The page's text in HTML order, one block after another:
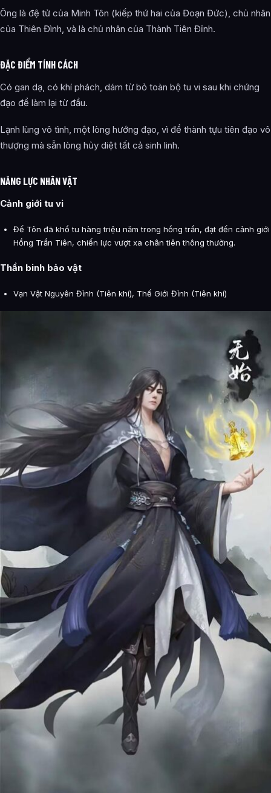
Ông là đệ tử của Minh Tôn (kiếp thứ hai của Đoạn Đức), chủ nhân
của Thiên Đình, và là chủ nhân của Thành Tiên Đỉnh.
ĐẶC ĐIỂM TÍNH CÁCH
Có gan dạ, có khí phách, dám từ bỏ toàn bộ tu vi sau khi chứng
đạo để làm lại từ đầu.
Lạnh lùng vô tình, một lòng hướng đạo, vì để thành tựu tiên đạo vô
thượng mà sẵn lòng hủy diệt tất cả sinh linh.
NĂNG LỰC NHÂN VẬT
Cảnh giới tu vi
Đế Tôn đã khổ tu hàng triệu năm trong hồng trần, đạt đến cảnh giới
Hồng Trần Tiên, chiến lực vượt xa chân tiên thông thường.
Thần binh bảo vật
Vạn Vật Nguyên Đỉnh (Tiên khí), Thế Giới Đỉnh (Tiên khí)